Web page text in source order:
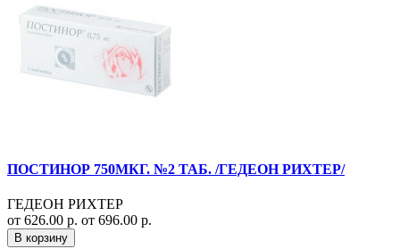
ПОСТИНОР 750МКГ. №2 ТАБ. /ГЕДЕОН РИХТЕР/
ГЕДЕОН РИХТЕР
от 626.00 р. от 696.00 р.
В корзину